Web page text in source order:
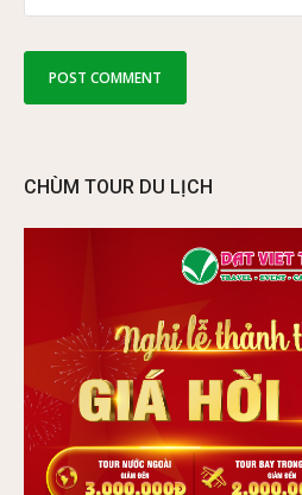
CHÙM TOUR DU LỊCH